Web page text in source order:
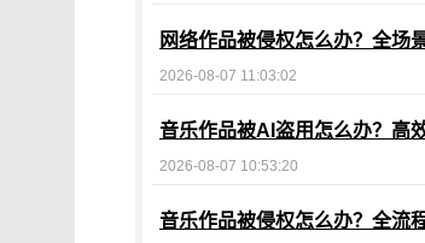
网络作品被侵权怎么办？全场
2026-08-07 11:03:02
音乐作品被AI盗用怎么办？高
2026-08-07 10:53:20
音乐作品被侵权怎么办？全流